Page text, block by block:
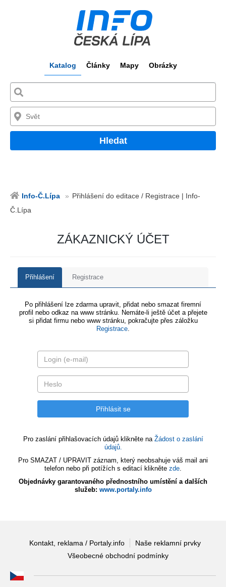
Katalog Články Mapy Obrázky
Hledat
Info-Č.Lípa
Přihlášení do editace / Registrace | Info-
Č.Lípa
ZÁKAZNICKÝ ÚČET
Přihlášení Registrace
Po přihlášení lze zdarma upravit, přidat nebo smazat firemní
profil nebo odkaz na www stránku. Nemáte-li ještě účet a přejete
si přidat firmu nebo www stránku, pokračujte přes záložku
Registrace.
Pro zaslání přihlašovacích údajů klikněte na Žádost o zaslání
údajů.
Pro SMAZAT / UPRAVIT záznam, který neobsahuje váš mail ani
telefon nebo při potížích s editací klikněte zde.
Objednávky garantovaného přednostního umístění a dalších
služeb: www.portaly.info
Kontakt, reklama / Portaly.info
Naše reklamní prvky
Všeobecné obchodní podmínky